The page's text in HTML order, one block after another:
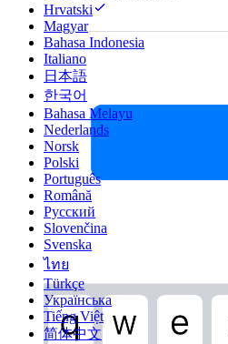
Hrvatski
Magyar
Bahasa Indonesia
Italiano
日本語
한국어
Bahasa Melayu
Nederlands
Norsk
Polski
Português
Română
Русский
Slovenčina
Svenska
ไทย
Türkçe
Українська
Tiếng Việt
简体中文